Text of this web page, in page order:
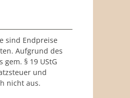
sind Endpreise
Aufgrund des
§ 19 UStG
und
nicht aus.